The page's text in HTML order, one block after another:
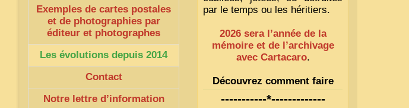
Exemples de cartes postales
et de photographies par
éditeur et photographes
Les évolutions depuis 2014
Contact
Notre lettre d’information
par le temps ou les héritiers.
2026 sera l’année de la
mémoire et de l’archivage
avec Cartacaro.
Découvrez comment faire
1
-----------*-------------